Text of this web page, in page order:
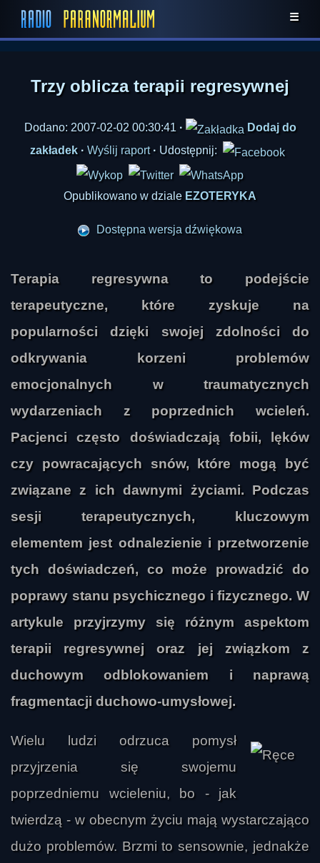
☰
Trzy oblicza terapii regresywnej
Dodano: 2007-02-02 00:30:41 ·
Dodaj do
zakładek · Wyślij raport · Udostępnij:
Opublikowano w dziale EZOTERYKA
Dostępna wersja dźwiękowa
Terapia regresywna to podejście
terapeutyczne, które zyskuje na
popularności dzięki swojej zdolności do
odkrywania korzeni problemów
emocjonalnych w traumatycznych
wydarzeniach z poprzednich wcieleń.
Pacjenci często doświadczają fobii, lęków
czy powracających snów, które mogą być
związane z ich dawnymi życiami. Podczas
sesji terapeutycznych, kluczowym
elementem jest odnalezienie i przetworzenie
tych doświadczeń, co może prowadzić do
poprawy stanu psychicznego i fizycznego. W
artykule przyjrzymy się różnym aspektom
terapii regresywnej oraz jej związkom z
duchowym odblokowaniem i naprawą
fragmentacji duchowo-umysłowej.
Wielu ludzi odrzuca pomysł
przyjrzenia się swojemu
poprzedniemu wcieleniu, bo - jak
twierdzą - w obecnym życiu mają wystarczająco
dużo problemów. Brzmi to sensownie, jednakże